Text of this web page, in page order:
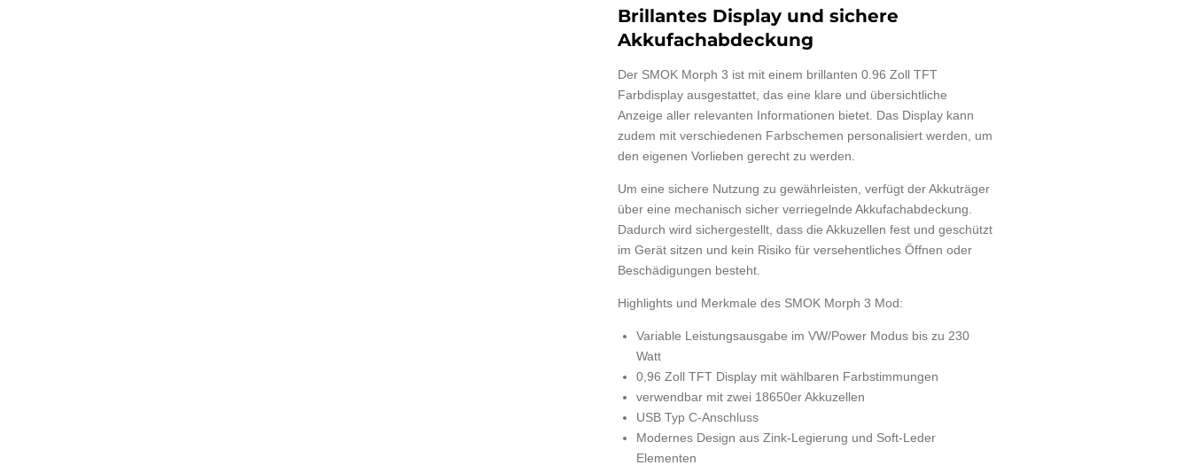
Brillantes Display und sichere
Akkufachabdeckung
Der SMOK Morph 3 ist mit einem brillanten 0.96 Zoll TFT
Farbdisplay ausgestattet, das eine klare und übersichtliche
Anzeige aller relevanten Informationen bietet. Das Display kann
zudem mit verschiedenen Farbschemen personalisiert werden, um
den eigenen Vorlieben gerecht zu werden.
Um eine sichere Nutzung zu gewährleisten, verfügt der Akkuträger
über eine mechanisch sicher verriegelnde Akkufachabdeckung.
Dadurch wird sichergestellt, dass die Akkuzellen fest und geschützt
im Gerät sitzen und kein Risiko für versehentliches Öffnen oder
Beschädigungen besteht.
Highlights und Merkmale des SMOK Morph 3 Mod:
Variable Leistungsausgabe im VW/Power Modus bis zu 230
Watt
0,96 Zoll TFT Display mit wählbaren Farbstimmungen
verwendbar mit zwei 18650er Akkuzellen
USB Typ C-Anschluss
Modernes Design aus Zink-Legierung und Soft-Leder
Elementen